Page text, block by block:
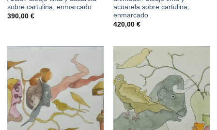
sobre cartulina, enmarcado
390,00 €
acuarela sobre cartulina,
enmarcado
420,00 €